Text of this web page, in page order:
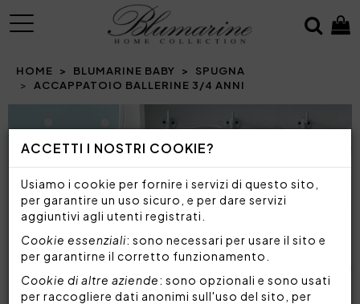
ACCETTI I NOSTRI COOKIE?
Usiamo i cookie per fornire i servizi di questo sito,
per garantire un uso sicuro, e per dare servizi
aggiuntivi agli utenti registrati.
Cookie essenziali: sono necessari per usare il sito e
per garantirne il corretto funzionamento.
Cookie di altre aziende: sono opzionali e sono usati
per raccogliere dati anonimi sull'uso del sito, per
MENU
HOME BLUMARINE BABY
SPUGNA
ACCAPPATOIO BALLERINE 3/4 ANNI